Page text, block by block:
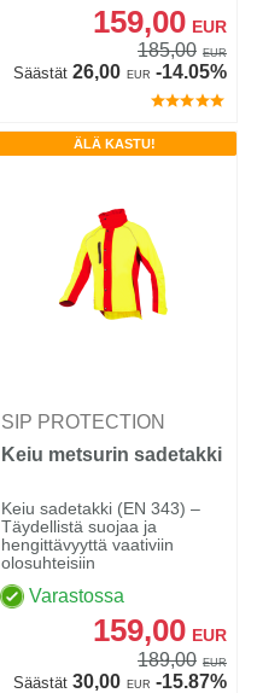
159,00 EUR
185,00 EUR
Säästät26,00 EUR -14.05%
ÄLÄ KASTU!
SIP PROTECTION
Keiu metsurin sadetakki
Keiu sadetakki (EN 343) –
Täydellistä suojaa ja
hengittävyyttä vaativiin
olosuhteisiin
Varastossa
159,00 EUR
189,00 EUR
Säästät30,00 EUR -15.87%